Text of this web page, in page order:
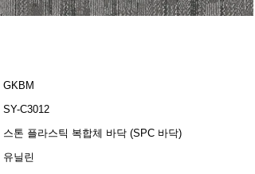
GKBM
SY-C3012
스톤 플라스틱 복합체 바닥 (SPC 바닥)
유닐린